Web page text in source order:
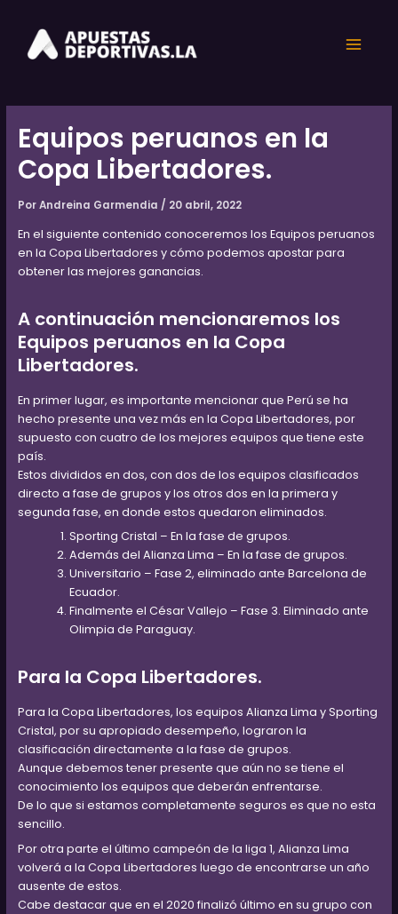
contenido
Menu
Equipos peruanos en la
Copa Libertadores.
PorAndreina Garmendia / 20 abril, 2022
En el siguiente contenido conoceremos los Equipos peruanos
en la Copa Libertadores y cómo podemos apostar para
obtener las mejores ganancias.
A continuación mencionaremos los
Equipos peruanos en la Copa
Libertadores.
En primer lugar, es importante mencionar que Perú se ha
hecho presente una vez más en la Copa Libertadores, por
supuesto con cuatro de los mejores equipos que tiene este
país.
Estos divididos en dos, con dos de los equipos clasificados
directo a fase de grupos y los otros dos en la primera y
segunda fase, en donde estos quedaron eliminados.
Sporting Cristal – En la fase de grupos.
Además del Alianza Lima – En la fase de grupos.
Universitario – Fase 2, eliminado ante Barcelona de
Ecuador.
Finalmente el César Vallejo – Fase 3. Eliminado ante
Olimpia de Paraguay.
Para la Copa Libertadores.
Para la Copa Libertadores, los equipos Alianza Lima y Sporting
Cristal, por su apropiado desempeño, lograron la
clasificación directamente a la fase de grupos.
Aunque debemos tener presente que aún no se tiene el
conocimiento los equipos que deberán enfrentarse.
De lo que si estamos completamente seguros es que no esta
sencillo.
Por otra parte el último campeón de la liga 1, Alianza Lima
volverá a la Copa Libertadores luego de encontrarse un año
ausente de estos.
Cabe destacar que en el 2020 finalizó último en su grupo con
navigation